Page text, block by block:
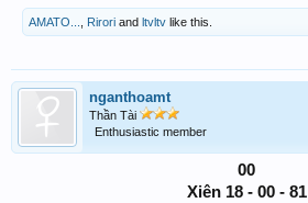
AMATO... Rirori and ltvltv like this.
nganthoamt
Thần Tài
Enthusiastic member
00
Xiên 18 - 00 - 81